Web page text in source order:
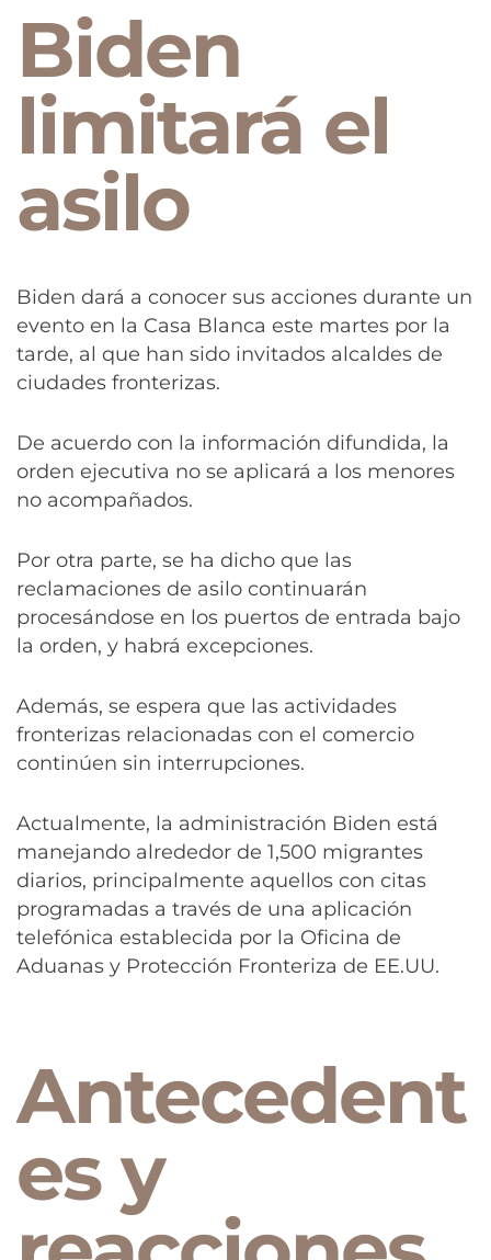
Biden
limitará el
asilo
Biden dará a conocer sus acciones durante un
evento en la Casa Blanca este martes por la
tarde, al que han sido invitados alcaldes de
ciudades fronterizas.
De acuerdo con la información difundida, la
orden ejecutiva no se aplicará a los menores
no acompañados.
Por otra parte, se ha dicho que las
reclamaciones de asilo continuarán
procesándose en los puertos de entrada bajo
la orden, y habrá excepciones.
Además, se espera que las actividades
fronterizas relacionadas con el comercio
continúen sin interrupciones.
Actualmente, la administración Biden está
manejando alrededor de 1,500 migrantes
diarios, principalmente aquellos con citas
programadas a través de una aplicación
telefónica establecida por la Oficina de
Aduanas y Protección Fronteriza de EE.UU.
Antecedent
es y